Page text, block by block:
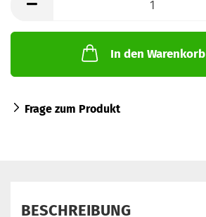
In den Warenkorb
Frage zum Produkt
BESCHREIBUNG